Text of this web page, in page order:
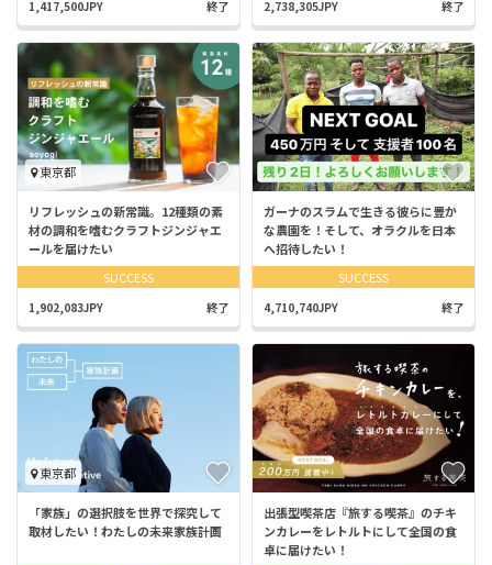
1,417,500JPY 終了 2,738,305JPY 終了
東京都
リフレッシュの新常識。12種類の素
材の調和を嗜むクラフトジンジャエ
ールを届けたい
SUCCESS
1,902,083JPY 終了
ガーナのスラムで生きる彼らに豊か
な農園を！そして、オラクルを日本
へ招待したい！
SUCCESS
4,710,740JPY 終了
東京都
「家族」の選択肢を世界で探究して
取材したい！わたしの未来家族計画
出張型喫茶店『旅する喫茶』のチキ
ンカレーをレトルトにして全国の食
卓に届けたい！